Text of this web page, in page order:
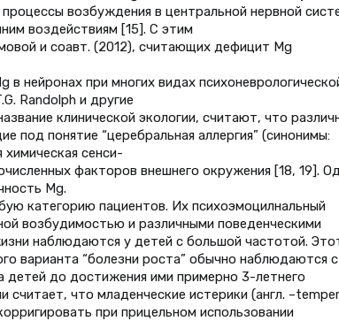
возбуждения в центральной нервной
воздействиям [15]. С этим
и соавт. (2012), считающих дефицит Mg
нейронах при многих видах
Randolph и другие
клинической экологии, считают, что
под понятие “церебральная аллергия” (синонимы:
химическая сенси-
факторов внешнего окружения [18, 19].
Mg.
категорию пациентов. Их психоэмоцилнальный
возбудимостью и различными поведенческими
наблюдаются у детей с большой частотой.
варианта “болезни роста” обычно наблюдаются
до достижения ими примерно 3-летнего
что младенческие истерики (англ. –temper
при прицельном использовании